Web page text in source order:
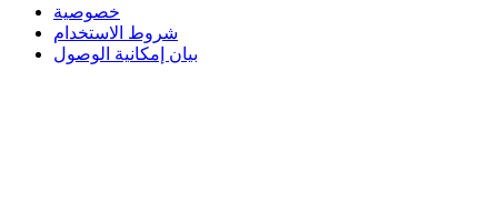
خصوصية
شروط الاستخدام
بيان إمكانية الوصول